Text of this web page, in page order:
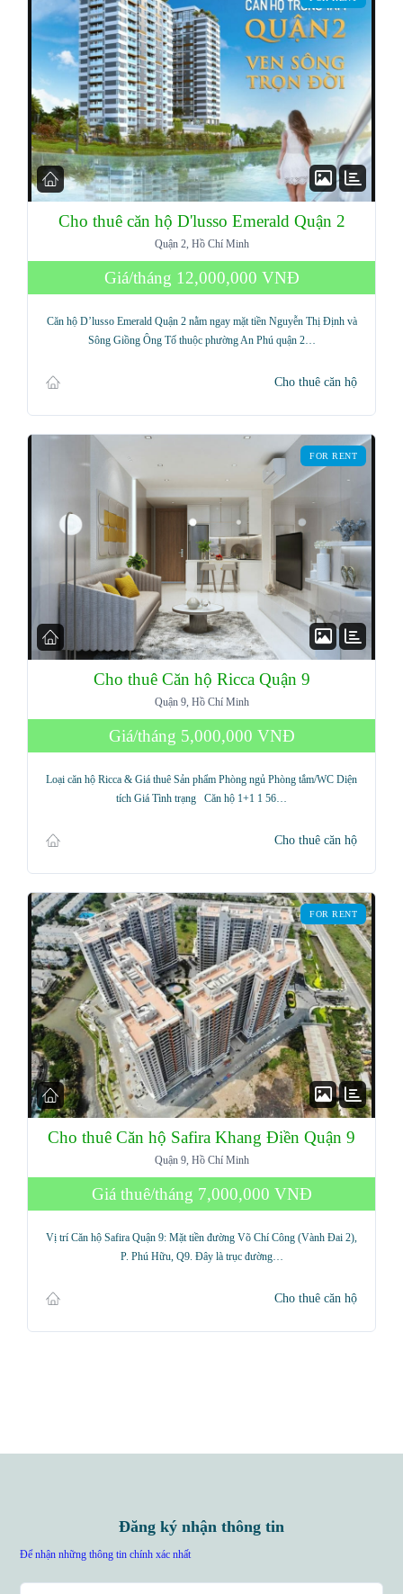
Cho thuê căn hộ D'lusso Emerald Quận 2
Quận 2, Hồ Chí Minh
Giá/tháng 12,000,000 VNĐ
Căn hộ D’lusso Emerald Quận 2 nằm ngay mặt tiền Nguyễn Thị Định và
Sông Giồng Ông Tố thuộc phường An Phú quận 2…
Cho thuê căn hộ
FOR RENT
Cho thuê Căn hộ Ricca Quận 9
Quận 9, Hồ Chí Minh
Giá/tháng 5,000,000 VNĐ
Loại căn hộ Ricca & Giá thuê Sản phẩm Phòng ngủ Phòng tắm/WC Diện
tích Giá Tình trạng Căn hộ 1+1 1 56…
Cho thuê căn hộ
FOR RENT
Cho thuê Căn hộ Safira Khang Điền Quận 9
Quận 9, Hồ Chí Minh
Giá thuê/tháng 7,000,000 VNĐ
Vị trí Căn hộ Safira Quận 9: Mặt tiền đường Võ Chí Công (Vành Đai 2),
P. Phú Hữu, Q9. Đây là trục đường…
Cho thuê căn hộ
Đăng ký nhận thông tin
Để nhận những thông tin chính xác nhất
Log in
Don't have an account?Sign Up
Username
Lost your password?